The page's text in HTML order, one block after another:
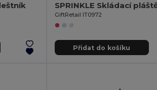
SPRINKLE Skládací
GiftRetail IT0972
Přidat do košíku